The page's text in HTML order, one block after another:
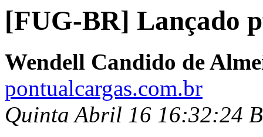
[FUG-BR] Lançado
Wendell Candido de
pontualcargas.com.br
Quinta Abril 16 16:32:24